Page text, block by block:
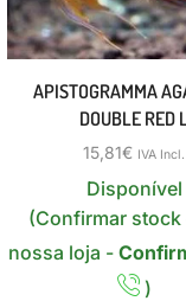
APISTOGRAMMA
DOUBLE RED
15,81€ IVA Incl.
Disponível
(Confirmar stock
nossa loja -
)